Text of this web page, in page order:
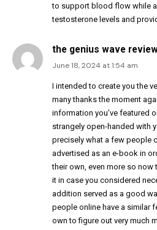
to support blood flow while
testosterone levels and
the genius wave
June 18, 2024 at 1:54 am
I intended to create you the
many thanks the moment
information you’ve featured
strangely open-handed with
precisely what a few people
advertised as an e-book in
their own, even more so now
it in case you considered
addition served as a good
people online have a similar
own to figure out very much